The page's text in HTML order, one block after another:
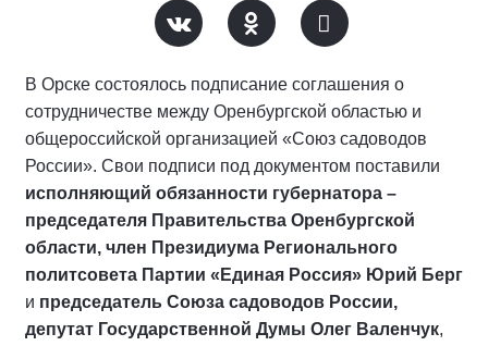
В Орске состоялось подписание соглашения о
сотрудничестве между Оренбургской областью и
общероссийской организацией «Союз садоводов
России». Свои подписи под документом поставили
исполняющий обязанности губернатора –
председателя Правительства Оренбургской
области, член Президиума Регионального
политсовета Партии «Единая Россия» Юрий Берг
и председатель Союза садоводов России,
депутат Государственной Думы Олег Валенчук,